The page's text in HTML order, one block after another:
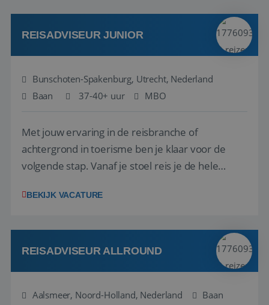
REISADVISEUR JUNIOR
Bunschoten-Spakenburg, Utrecht, Nederland
Baan
37-40+ uur MBO
Met jouw ervaring in de reisbranche of
achtergrond in toerisme ben je klaar voor de
volgende stap. Vanaf je stoel reis je de hele
wensen van je team, je klant en wat er in de
klanten te overtuigen om die droomreis te
boeken! ...
BEKIJK VACATURE
REISADVISEUR ALLROUND
Aalsmeer, Noord-Holland, Nederland
Baan